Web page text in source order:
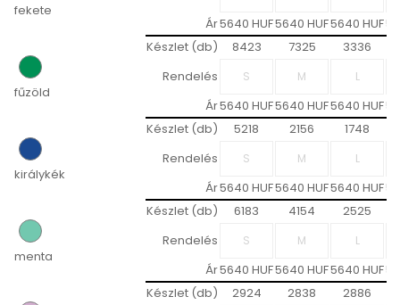
fekete
Ár5640 HUF5640 HUF5640 HUF
fűzöld
Készlet (db) 8423 7325
3336
Rendelés
Ár5640 HUF5640 HUF5640 HUF
királykék
Készlet (db) 5218 2156
1748
Rendelés
Ár5640 HUF5640 HUF5640 HUF
menta
Készlet (db) 6183 4154
2525
Rendelés
Ár5640 HUF5640 HUF5640 HUF
Készlet (db) 2924 2838
2886